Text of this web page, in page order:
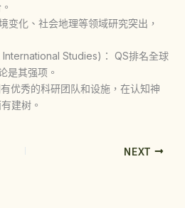
化、社会地理等领域研究突出，
Studies)： QS排名全球
是其强项。
优秀的科研团队和设施，在认知神
建树。
NEXT